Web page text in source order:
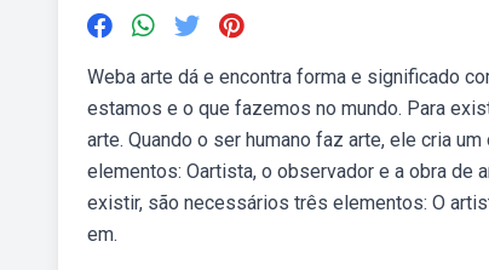
Weba arte dá e encontra forma e significado
estamos e o que fazemos no mundo. Para
arte. Quando o ser humano faz arte, ele cria
elementos: Oartista, o observador e a obra de
existir, são necessários três elementos: O
em.